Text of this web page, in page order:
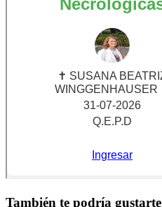
También te podría gustarte